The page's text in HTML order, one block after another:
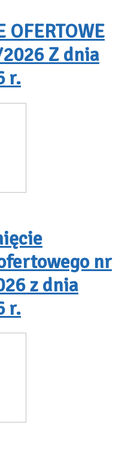
OFERTOWE
Z dnia
r.
nr
z dnia
r.